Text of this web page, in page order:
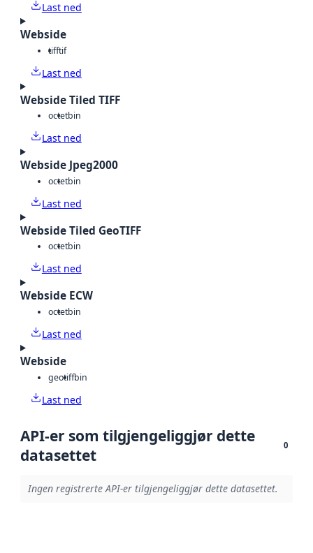
Last ned
Webside
tifftif
Last ned
Webside Tiled TIFF
octetbin
Last ned
Webside Jpeg2000
octetbin
Last ned
Webside Tiled GeoTIFF
octetbin
Last ned
Webside ECW
octetbin
Last ned
Webside
geotiffbin
Last ned
API-er som tilgjengeliggjør dette
datasettet
0
Ingen registrerte API-er tilgjengeliggjør dette datasettet.